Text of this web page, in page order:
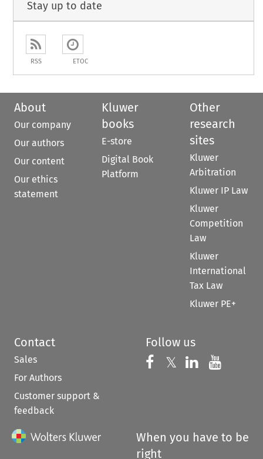
Stay up to date
RSS ETOC
About
Our company
Our authors
Our content
Our ethics
statement
Kluwer
books
E-store
Digital Book
Platform
Other
research
sites
Kluwer
Arbitration
Kluwer IP Law
Kluwer
Competition
Law
Kluwer
International
Tax Law
Kluwer PE+
Contact
Sales
For Authors
Customer support &
feedback
Follow us
Follow us on
𝕏 Follow us on
Follow us
When you have to be
right